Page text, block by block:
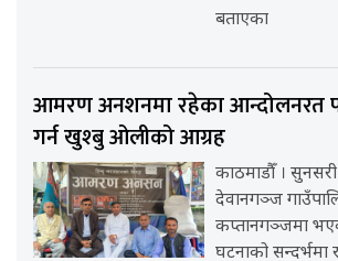
बताएका
आमरण अनशनमा रहेका आन्दोलनरत
गर्न खुश्बु ओलीको आग्रह
काठमाडौँ ।
देवानगञ्ज
कप्तानगञ्जमा
घटनाको सन्दर्भमा